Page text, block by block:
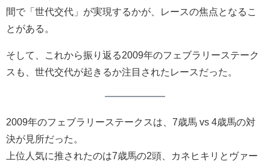
間で「世代交代」が実現するかが、レースの焦点となるこ
とがある。
そして、これから振り返る2009年のフェブラリーステーク
スも、世代交代が起きるか注目されたレースだった。
2009年のフェブラリーステークスは、7歳馬 vs 4歳馬の対
決が見所だった。
上位人気に推されたのは7歳馬の2頭、カネヒキリとヴァー